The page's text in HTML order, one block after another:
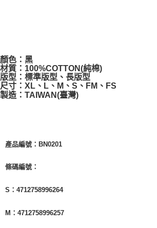
顏色：黑
材質：100%COTTON(純棉)
版型：標準版型、長版型
尺寸：XL、L、M、S、FM、FS
製造：TAIWAN(臺灣)
產品編號：BN0201
條碼編號：
S：4712758996264
M：4712758996257